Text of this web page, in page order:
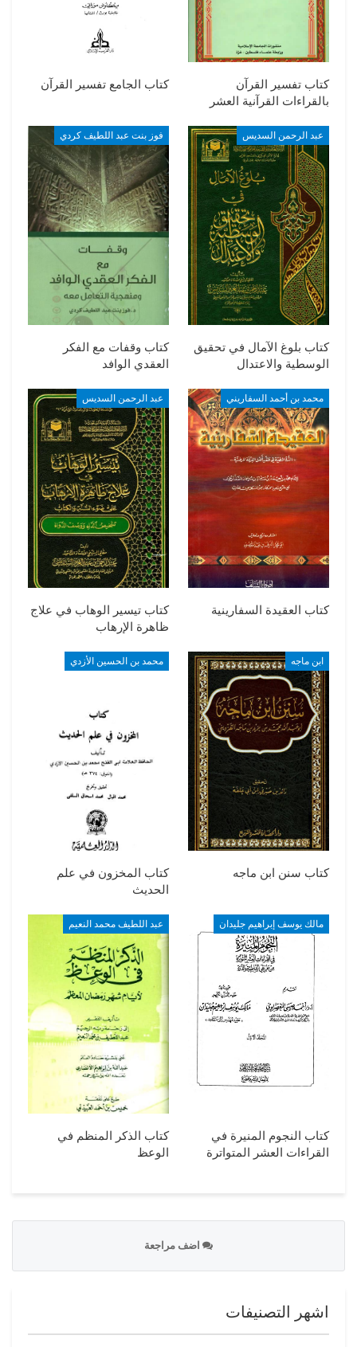
كتاب تفسير القرآن
بالقراءات القرآنية العشر
كتاب الجامع تفسير القرآن
عبد الرحمن السديس
كتاب بلوغ الآمال في تحقيق
الوسطية والاعتدال
فوز بنت عبد اللطيف كردي
كتاب وقفات مع الفكر
العقدي الوافد
محمد بن أحمد السفاريني
كتاب العقيدة السفارينية
عبد الرحمن السديس
كتاب تيسير الوهاب في علاج
ظاهرة الإرهاب
ابن ماجه
كتاب سنن ابن ماجه
محمد بن الحسين الأزدي
كتاب المخزون في علم
الحديث
مالك يوسف إبراهيم جليدان
كتاب النجوم المنيرة في
القراءات العشر المتواترة
عبد اللطيف محمد النعيم
كتاب الذكر المنظم في
الوعظ
اضف مراجعة
اشهر التصنيفات